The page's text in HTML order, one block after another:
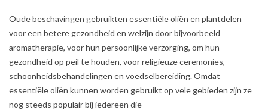
2021-
Oude beschavingen gebruikten essentiële oliën en plantdelen
voor een betere gezondheid en welzijn door bijvoorbeeld
aromatherapie, voor hun persoonlijke verzorging, om hun
gezondheid op peil te houden, voor religieuze ceremonies,
schoonheidsbehandelingen en voedselbereiding. Omdat
essentiële oliën kunnen worden gebruikt op vele gebieden zijn ze
nog steeds populair bij iedereen die